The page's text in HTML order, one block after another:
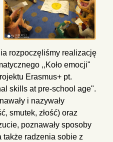
rozpoczęliśmy realizację
,,Koło emocji"
Erasmus+ pt.
skills at pre-school age".
i nazywały
smutek, złość) oraz
poznawały sposoby
radzenia sobie z